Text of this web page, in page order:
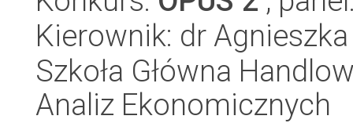
Kierownik: dr
Szkoła Główna
Analiz Ekonomicznych